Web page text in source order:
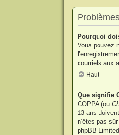
Pourquoi
Vous pouvez
courriels aux
Haut
Que signifie
COPPA (ou
13 ans
n’êtes pas
phpBB